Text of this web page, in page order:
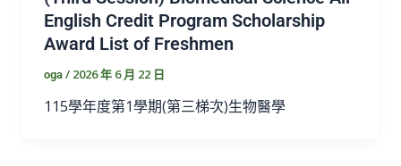
English Credit Program Scholarship
Award List of Freshmen
oga / 2026 年 6 月 22 日
115學年度第1學期(第三梯次)生物醫學